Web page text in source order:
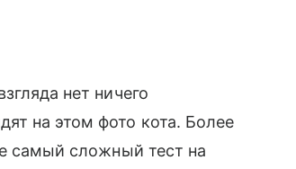
нет ничего
на этом фото кота. Более
самый сложный тест на